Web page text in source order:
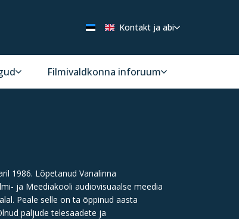
Kontakt ja abi
Filmivaldkonna inforuum
1986. Lõpetanud Vanalinna
ja Meediakooli audiovisuaalse meedia
Peale selle on ta õppinud aasta
paljude telesaadete ja